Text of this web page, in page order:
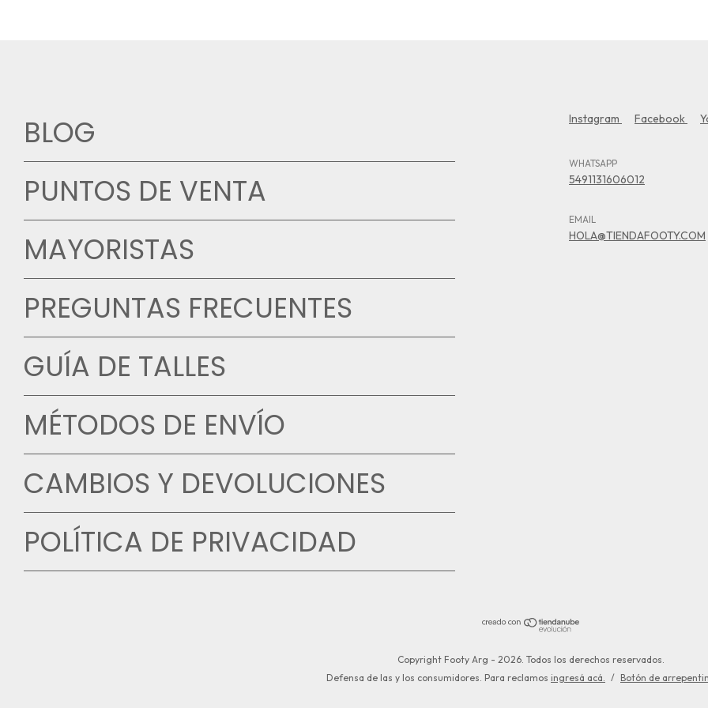
BLOG
PUNTOS DE VENTA
MAYORISTAS
PREGUNTAS FRECUENTES
GUÍA DE TALLES
MÉTODOS DE ENVÍO
CAMBIOS Y DEVOLUCIONES
POLÍTICA DE PRIVACIDAD
Instagram Facebook
WHATSAPP
5491131606012
EMAIL
HOLA@TIENDAFOOTY.COM
Copyright Footy Arg - 2026. Todos los derechos reservados.
Defensa de las y los consumidores. Para reclamos ingresá acá. / Botón de